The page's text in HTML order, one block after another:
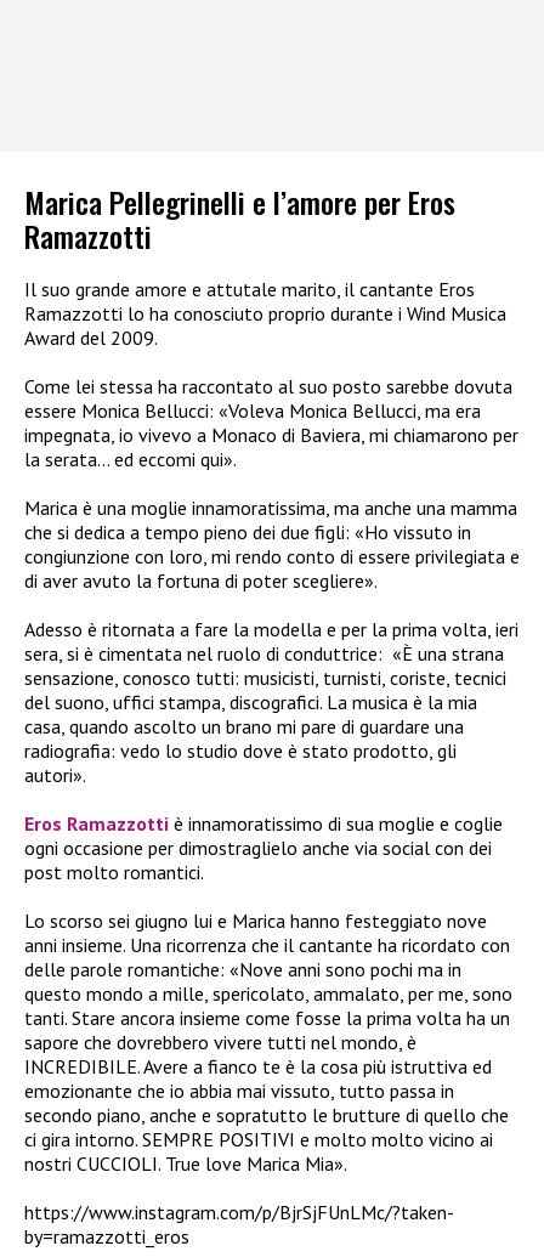
Marica Pellegrinelli e l’amore per Eros
Ramazzotti
Il suo grande amore e attutale marito, il cantante Eros
Ramazzotti lo ha conosciuto proprio durante i Wind Musica
Award del 2009.
Come lei stessa ha raccontato al suo posto sarebbe dovuta
essere Monica Bellucci: «Voleva Monica Bellucci, ma era
impegnata, io vivevo a Monaco di Baviera, mi chiamarono per
la serata… ed eccomi qui».
Marica è una moglie innamoratissima, ma anche una mamma
che si dedica a tempo pieno dei due figli: «Ho vissuto in
congiunzione con loro, mi rendo conto di essere privilegiata e
di aver avuto la fortuna di poter scegliere».
Adesso è ritornata a fare la modella e per la prima volta, ieri
sera, si è cimentata nel ruolo di conduttrice: «È una strana
sensazione, conosco tutti: musicisti, turnisti, coriste, tecnici
del suono, uffici stampa, discografici. La musica è la mia
casa, quando ascolto un brano mi pare di guardare una
radiografia: vedo lo studio dove è stato prodotto, gli
autori».
Eros Ramazzotti è innamoratissimo di sua moglie e coglie
ogni occasione per dimostraglielo anche via social con dei
post molto romantici.
Lo scorso sei giugno lui e Marica hanno festeggiato nove
anni insieme. Una ricorrenza che il cantante ha ricordato con
delle parole romantiche: «Nove anni sono pochi ma in
questo mondo a mille, spericolato, ammalato, per me, sono
tanti. Stare ancora insieme come fosse la prima volta ha un
sapore che dovrebbero vivere tutti nel mondo, è
INCREDIBILE. Avere a fianco te è la cosa più istruttiva ed
emozionante che io abbia mai vissuto, tutto passa in
secondo piano, anche e sopratutto le brutture di quello che
ci gira intorno. SEMPRE POSITIVI e molto molto vicino ai
nostri CUCCIOLI. True love Marica Mia».
https://www.instagram.com/p/BjrSjFUnLMc/?taken-
by=ramazzotti_eros